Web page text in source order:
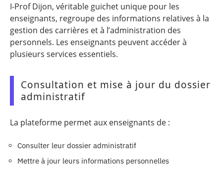
I-Prof Dijon, véritable guichet unique pour les
enseignants, regroupe des informations relatives à la
gestion des carrières et à l’administration des
personnels. Les enseignants peuvent accéder à
plusieurs services essentiels.
Consultation et mise à jour du dossier
administratif
La plateforme permet aux enseignants de :
Consulter leur dossier administratif
Mettre à jour leurs informations personnelles